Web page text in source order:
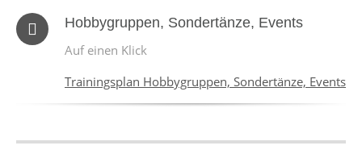
Hobbygruppen, Sondertänze, Events
Auf einen Klick
Trainingsplan Hobbygruppen, Sondertänze, Events